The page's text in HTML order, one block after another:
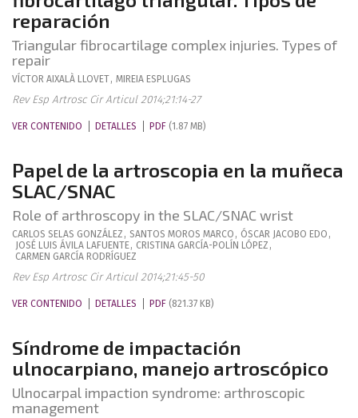
reparación
Triangular fibrocartilage complex injuries. Types of
repair
VÍCTOR AIXALÀ LLOVET, MIREIA ESPLUGAS
Rev Esp Artrosc Cir Articul 2014;21:14-27
VER CONTENIDO DETALLES PDF (1.87 MB)
Papel de la artroscopia en la muñeca
SLAC/SNAC
Role of arthroscopy in the SLAC/SNAC wrist
CARLOS SELAS GONZÁLEZ , SANTOS MOROS MARCO , ÓSCAR JACOBO EDO ,
JOSÉ LUIS ÁVILA LAFUENTE, CRISTINA GARCÍA-POLÍN LÓPEZ ,
CARMEN GARCÍA RODRÍGUEZ
Rev Esp Artrosc Cir Articul 2014;21:45-50
VER CONTENIDO DETALLES PDF (821.37 KB)
Síndrome de impactación
ulnocarpiano, manejo artroscópico
Ulnocarpal impaction syndrome: arthroscopic
management